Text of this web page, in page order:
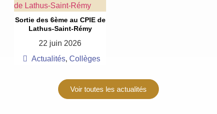
de Lathus-Saint-Rémy
Sortie des 6ème au CPIE de
Lathus-Saint-Rémy
22 juin 2026
Actualités, Collèges
Voir toutes les actualités